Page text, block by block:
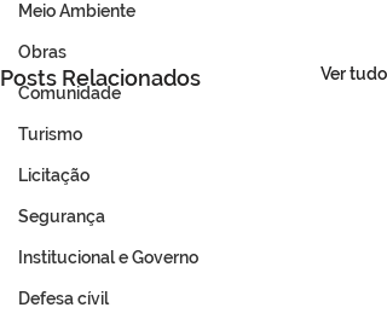
Meio Ambiente
Obras
Comunidade
Turismo
Licitação
Segurança
Institucional e Governo
Defesa cívil
Posts Relacionados Ver tudo